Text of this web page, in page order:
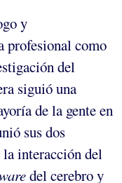
y
profesional como
del
siguió una
de la gente en
sus dos
la interacción del
del cerebro y